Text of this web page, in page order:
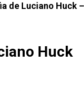
de Luciano Huck
Huck